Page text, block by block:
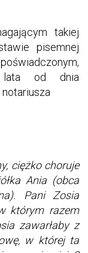
takiej
pisemnej
od dnia
ciężko choruje
Ania (obca
Pani Zosia
którym razem
zawarłaby z
w której ta